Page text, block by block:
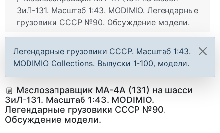
ЗиЛ-131. Масштаб 1:43. MODIMIO. Легендарные
грузовики СССР №90. Обсуждение модели.
Легендарные грузовики СССР. Масштаб 1:43.
MODIMIO Collections. Выпуски 1-100, модели.
Маслозаправщик МА-4А (131) на шасси
ЗиЛ-131. Масштаб 1:43. MODIMIO.
Легендарные грузовики СССР №90.
Обсуждение модели.